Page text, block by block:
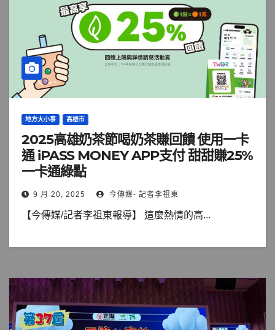
地方大小事 高雄市
2025高雄奶茶節喝奶茶賺回饋 使用一卡
通 iPASS MONEY APP支付 甜甜賺25%
一卡通綠點
9 月 20, 2025 今傳媒- 記者李祖東
【今傳媒/記者李祖東報導】 這麼熱情的高...